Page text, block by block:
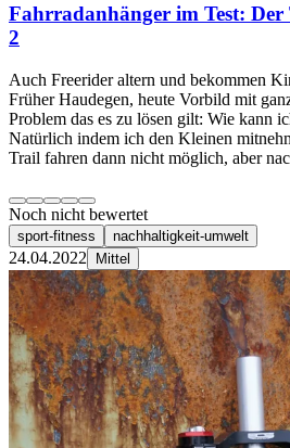
Fahrradanhänger im Test:
2
Auch Freerider altern und bekommen
Früher Haudegen, heute Vorbild mit
Problem das es zu lösen gilt: Wie kann
Natürlich indem ich den Kleinen
Trail fahren dann nicht möglich, aber
Noch nicht bewertet
sport-fitness nachhaltigkeit-umwelt
24.04.2022 Mittel